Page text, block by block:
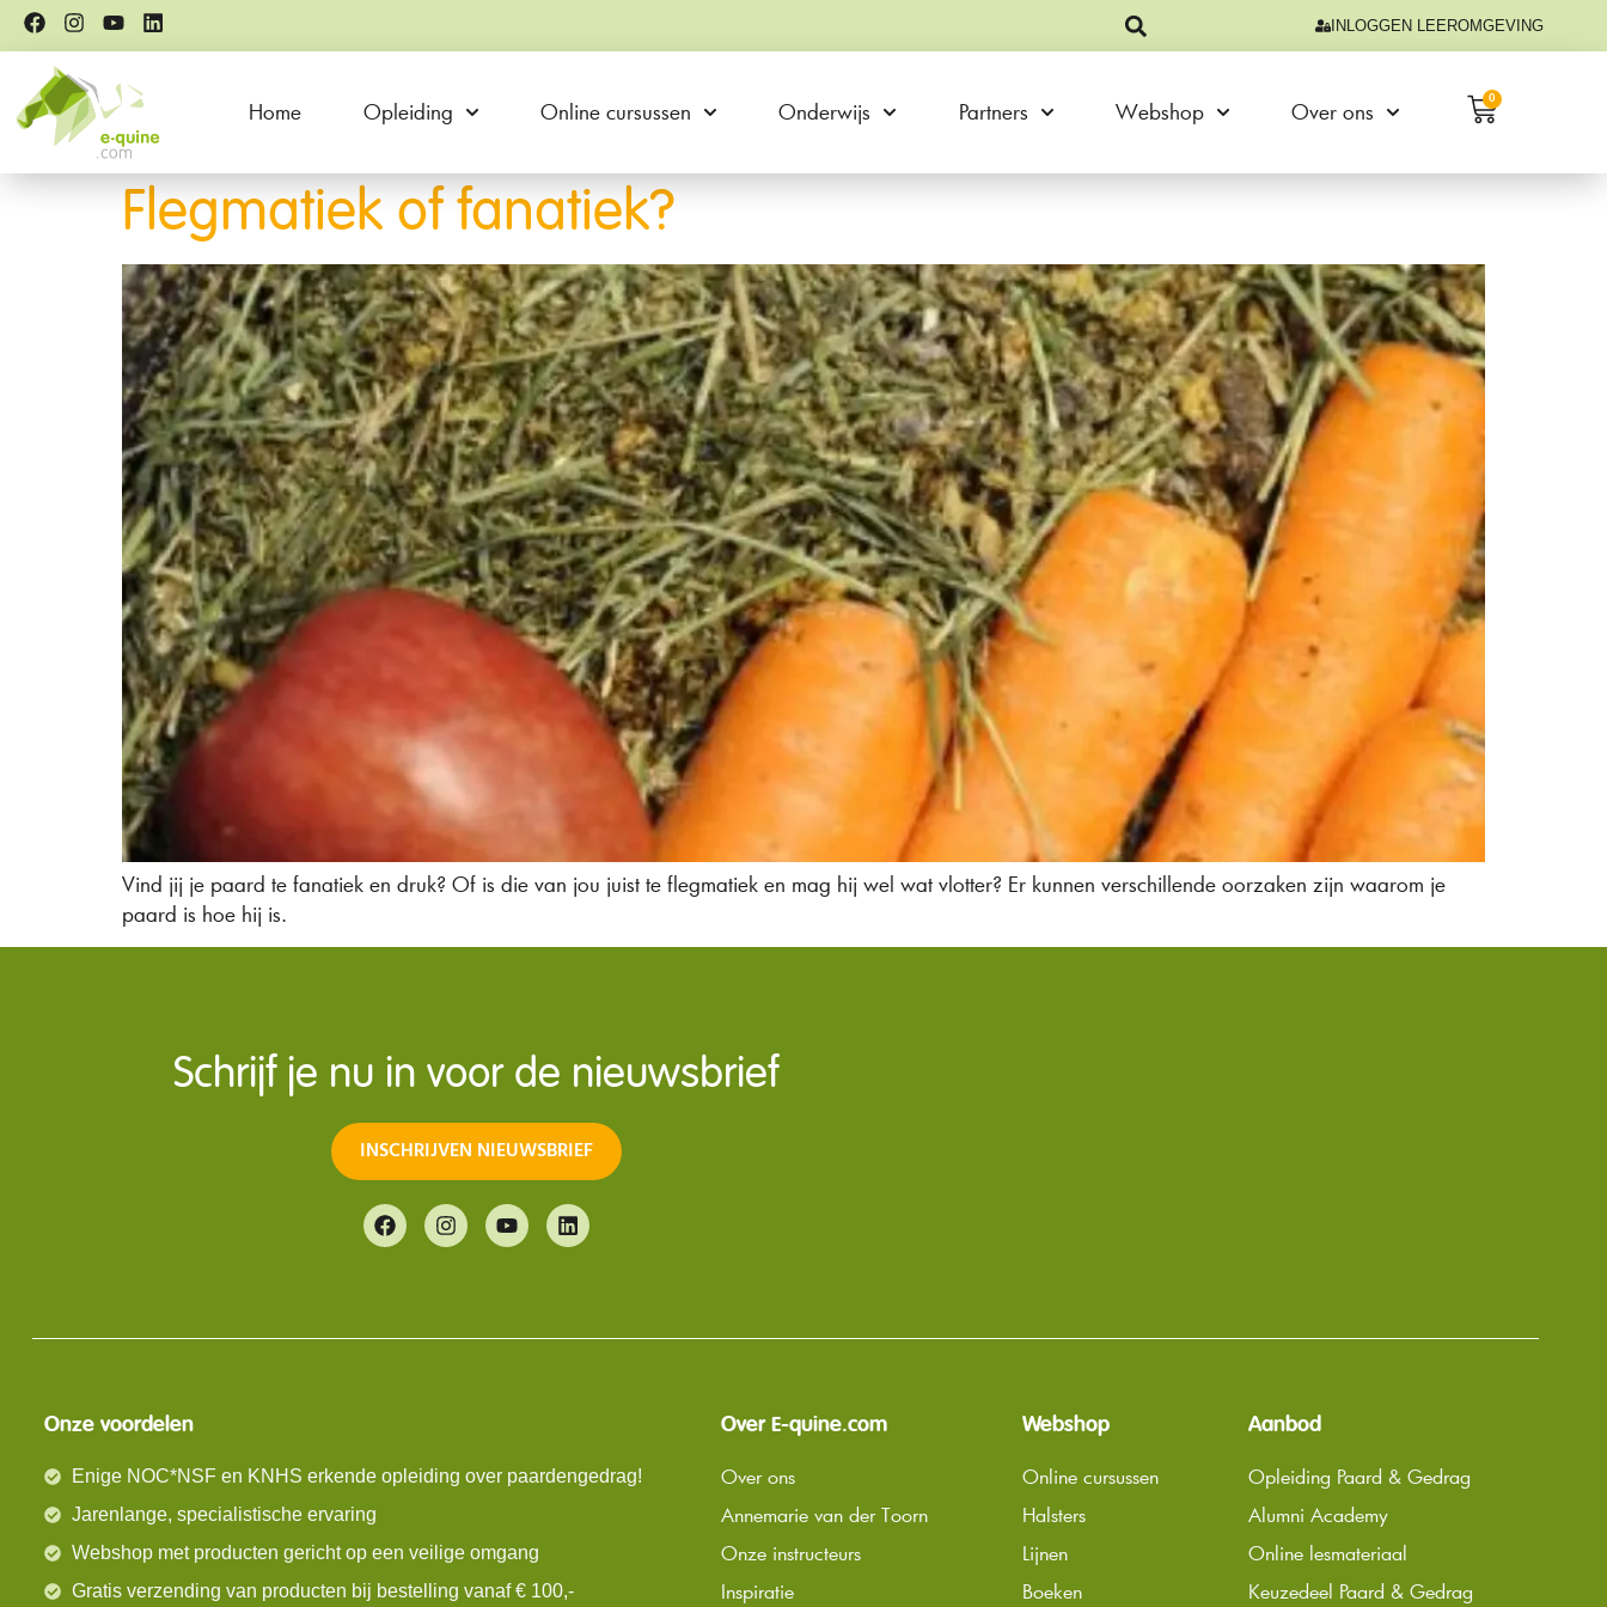
INLOGGEN LEEROMGEVING
Home Opleiding Online cursussen Onderwijs Partners Webshop Over ons
0
Flegmatiek of fanatiek?
Vind jij je paard te fanatiek en druk? Of is die van jou juist te flegmatiek en mag hij wel wat vlotter? Er kunnen verschillende oorzaken zijn waarom je
paard is hoe hij is.
Schrijf je nu in voor de nieuwsbrief
INSCHRIJVEN NIEUWSBRIEF
Onze voordelen
Enige NOC*NSF en KNHS erkende opleiding over paardengedrag!
Jarenlange, specialistische ervaring
Webshop met producten gericht op een veilige omgang
Gratis verzending van producten bij bestelling vanaf € 100,-
Over E-quine.com
Over ons
Annemarie van der Toorn
Onze instructeurs
Inspiratie
Webshop
Online cursussen
Halsters
Lijnen
Boeken
Aanbod
Opleiding Paard & Gedrag
Alumni Academy
Online lesmateriaal
Keuzedeel Paard & Gedrag